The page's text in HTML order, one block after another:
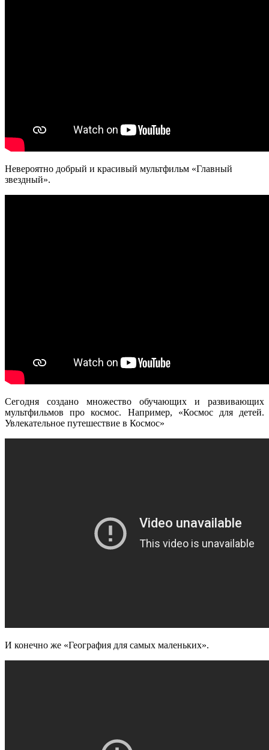
Невероятно добрый и красивый мультфильм «Главный
звездный».
Сегодня создано множество обучающих и развивающих
мультфильмов про космос. Например, «Космос для детей.
Увлекательное путешествие в Космос»
И конечно же «География для самых маленьких».